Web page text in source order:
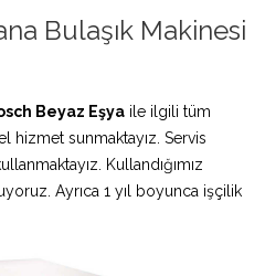
Bulaşık Makinesi
Beyaz Eşya ile ilgili tüm
hizmet sunmaktayız. Servis
Kullandığımız
Ayrıca 1 yıl boyunca işçilik